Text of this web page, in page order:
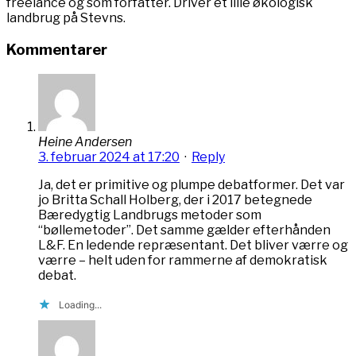
landbrug på Stevns.
Kommentarer
Heine Andersen
3. februar 2024 at 17:20 · Reply
Ja, det er primitive og plumpe debatformer. Det var
jo Britta Schall Holberg, der i 2017 betegnede
Bæredygtig Landbrugs metoder som
“bøllemetoder”. Det samme gælder efterhånden
L&F. En ledende repræsentant. Det bliver værre og
værre – helt uden for rammerne af demokratisk
debat.
Loading...